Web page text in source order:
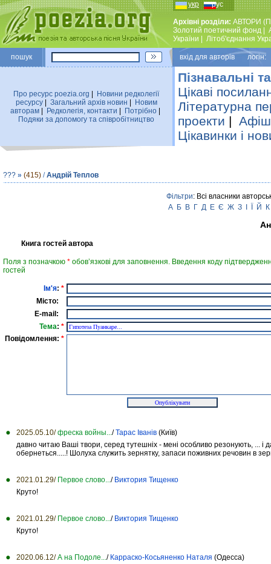
укр рус
Архівні розділи: АВТОРИ
Золотий поетичний фонд
України
Лiтоб'єднання
пошук вхiд для авторiв логін:
Про ресурс poezia.org
Новини редколегiї
ресурсу| Загальний архiв новин
Новим
авторам
Редколегiя, контакти Потрiбно
Подяки за допомогу та співробітництво
Пізнавальні
Цікаві
Літературна
проекти |
Цікавинки і
??? » (415) /Андрій Теплов
Фільтри: Всі власники
А Б В Г Д Е Є Ж З Й К
Книга гостей автора
Поля з позначкою * обов’язкові для заповнення. Введення коду
гостей
Ім'я: *
Місто:
E-mail:
Тема: *
Повідомлення: *
2025.05.10/ фреска войны.../Тарас Іванів (Київ)
давно читаю Ваші твори, серед тутешніх - мені особливо резонують, ...
обернеться.....! Шолуха служить зернятку, запаси поживних речовин в
2021.01.29/ Первое слово.../ Виктория Тищенко
Круто!
2021.01.29/ Первое слово.../ Виктория Тищенко
Круто!
2020.06.12/ А на Подоле.../ Карраско-Косьяненко Наталя (Одесса)